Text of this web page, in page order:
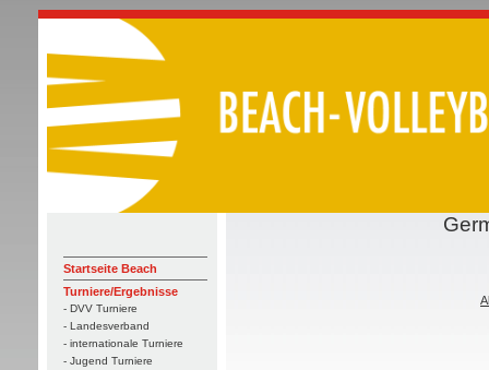
Startseite Beach
Turniere/Ergebnisse
- DVV Turniere
- Landesverband
- internationale Turniere
- Jugend Turniere